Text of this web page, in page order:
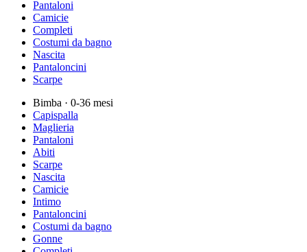
Pantaloni
Camicie
Completi
Costumi da bagno
Nascita
Pantaloncini
Scarpe
Bimba · 0-36 mesi
Capispalla
Maglieria
Pantaloni
Abiti
Scarpe
Nascita
Camicie
Intimo
Pantaloncini
Costumi da bagno
Gonne